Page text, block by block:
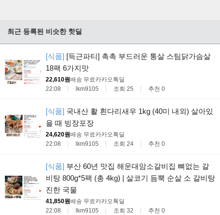
최근 등록된 비슷한 핫딜
[식품] [득근파티] 촉촉 부드러운 통살 스팀닭가슴살
18팩 6가지맛
22,610원배송 무료카카오톡딜
22:08
lkm9105 조회 25 추천 0
[식품] 국내산 활 흰다리새우 1kg (40미 내외) 살아있
을 때 빙장포장
24,620원배송 무료카카오톡딜
22:08
lkm9105 조회 24 추천 0
[식품] 부산 60년 맛집 해운대암소갈비집 뼈없는 갈
비탕 800g*5팩 (총 4kg) | 살코기 듬뿍 순살 소 갈비탕
진한 국물
41,850원배송 무료카카오톡딜
22:08
lkm9105 조회 32 추천 0